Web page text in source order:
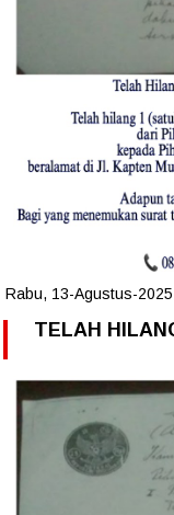
Rabu, 13-Agustus-2025
TELAH